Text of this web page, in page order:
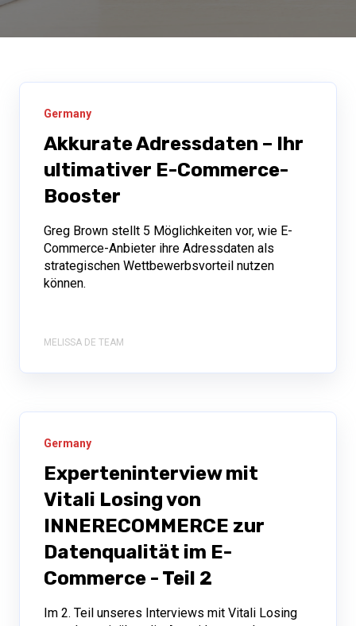
Germany
Akkurate Adressdaten – Ihr
ultimativer E-Commerce-
Booster
Greg Brown stellt 5 Möglichkeiten vor, wie E-
Commerce-Anbieter ihre Adressdaten als
strategischen Wettbewerbsvorteil nutzen
können.
MELISSA DE TEAM
Germany
Experteninterview mit
Vitali Losing von
INNERECOMMERCE zur
Datenqualität im E-
Commerce - Teil 2
Im 2. Teil unseres Interviews mit Vitali Losing